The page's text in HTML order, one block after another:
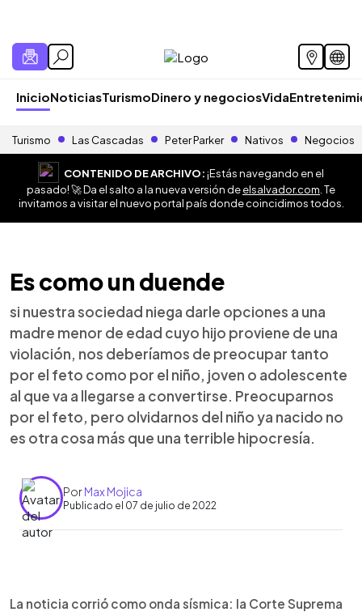
InicioNoticiasTurismoDinero y negociosVida
Turismo Las Cascadas Peter Parker Nativos Negocios
CONTENIDO DE ARCHIVO:¡Estás navegando en el
pasado! 🚀 Da el salto a la nueva versión deelsalvador.com . Te
invitamos a visitar el nuevo portal país donde coincidimos todos.
Es como un duende
si nuestra sociedad niega darle opciones a una
madre menor de edad cuyo hijo proviene de una
violación, nos deberíamos de preocupar tanto
por el feto como por el niño, joven o adolescente
al que va a llegarse a convertirse. Preocuparnos
por el feto, pero olvidarnos del niño ya nacido no
es otra cosa más que una terrible hipocresía.
PorMax Mojica
Publicado el 07 de julio de 2022
► Escuchar artículo
La noticia corrió como onda sísmica: la Corte Suprema